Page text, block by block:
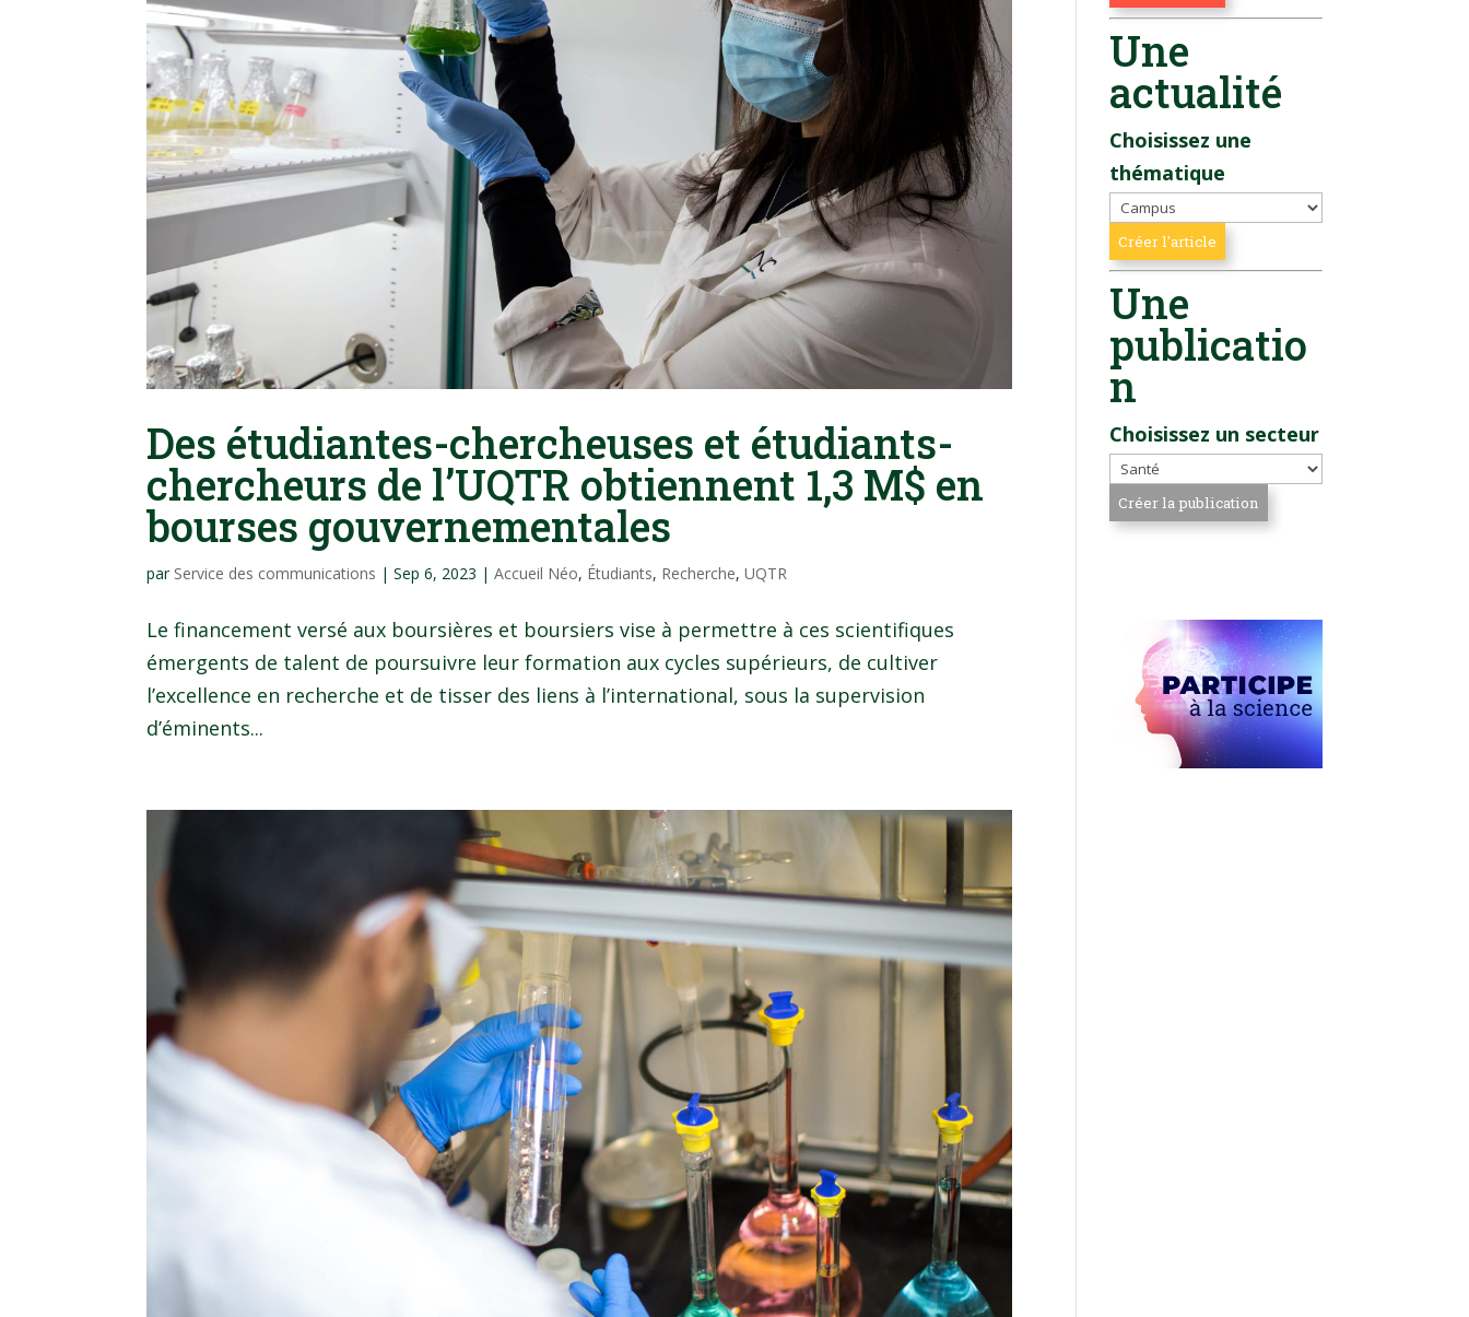
Des étudiantes-chercheuses et étudiants-
chercheurs de l’UQTR obtiennent 1,3 M$ en
bourses gouvernementales
par Service des communications |Sep 6, 2023 |Accueil Néo, Étudiants, Recherche,UQTR
Le financement versé aux boursières et boursiers vise à permettre à ces scientifiques
émergents de talent de poursuivre leur formation aux cycles supérieurs, de cultiver
l’excellence en recherche et de tisser des liens à l’international, sous la supervision
d’éminents...
Une
actualité
Choisissez une
thématique
Une
publicatio
n
Choisissez un secteur